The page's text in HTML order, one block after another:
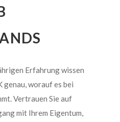
Erfahrung wissen
genau, worauf es bei
Vertrauen Sie auf
mit Ihrem Eigentum,